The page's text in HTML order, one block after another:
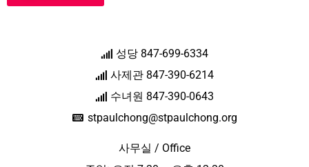
성당 847-699-6334
사제관 847-390-6214
수녀원 847-390-0643
stpaulchong@stpaulchong.org
사무실 / Office